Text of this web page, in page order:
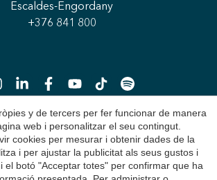
Escaldes-Engordany
+376 841 800
2026 © Durán Carasso
Avís Legal
y de tercers per fer funcionar de manera
web i personalitzar el seu contingut.
cookies per mesurar i obtenir dades de la
i per ajustar la publicitat als seus gustos i
el botó "Acceptar totes" per confirmar que ha
Acceptar totes